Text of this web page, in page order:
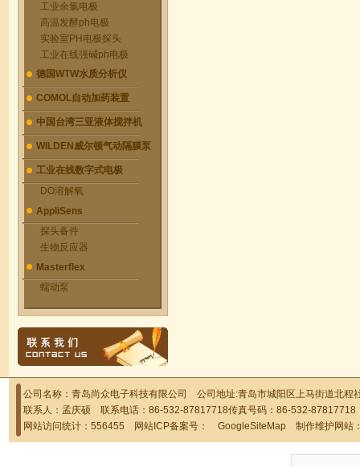
工业余氯电极
高温发酵ph电极
实验室PH电极探头
工业在线强碱ph电极
德国WTW水质分析仪
COMOL自动加药装置
中国台湾三亚液体搅拌机
WILDEN威尔顿气动隔膜泵
工业在线数字式电极
DO溶解氧
AppliSens
探头备件
生物反应器
Masterflex
蠕动泵
公司名称：青岛尚众电子科技有限公司 公司地址:青岛市城阳区上马街道北
联系人：孟庆硕 联系电话：86-532-87817718传真号码：86-532-
网站访问统计：556455 网站ICP备案号： GoogleSiteMap 制作维护网站